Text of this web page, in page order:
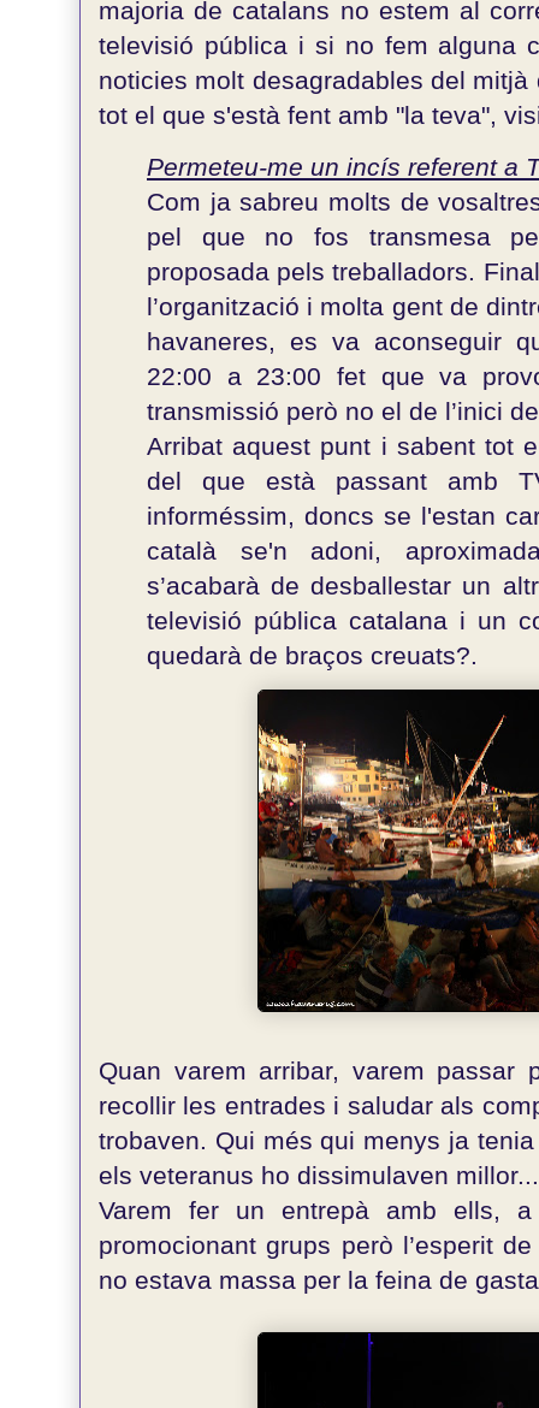
majoria de catalans no estem al
televisió pública i si no fem alguna
noticies molt desagradables del
tot el que s'està fent amb "la teva",
Permeteu-me un incís referent a
Com ja sabreu molts de
pel que no fos transmesa
proposada pels treballadors.
l’organització i molta gent de
havaneres, es va aconseguir
22:00 a 23:00 fet que va
transmissió però no el de l’inici
Arribat aquest punt i sabent tot
del que està passant amb
informéssim, doncs se l'estan
català se'n adoni,
s’acabarà de desballestar un
televisió pública catalana i un
quedarà de braços creuats?.
Quan varem arribar, varem
recollir les entrades i saludar als
trobaven. Qui més qui menys ja
els veteranus ho dissimulaven millor...
Varem fer un entrepà amb ells,
promocionant grups però l’esperit
no estava massa per la feina de